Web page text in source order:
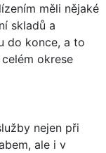
měli nějaké
skladů a
do konce, a to
okrese
nejen při
ale i v